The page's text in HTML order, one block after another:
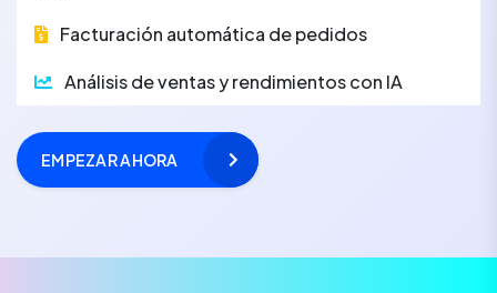
Facturación automática de pedidos
Análisis de ventas y rendimientos con IA
EMPEZAR AHORA